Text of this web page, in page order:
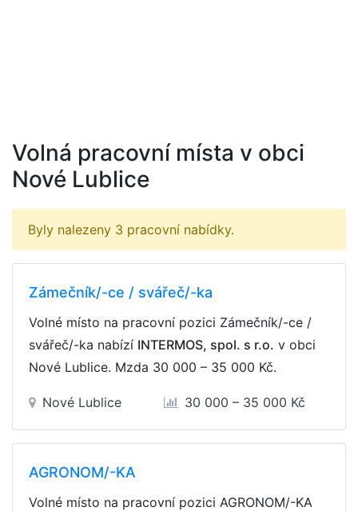
Volná pracovní místa v obci
Nové Lublice
Byly nalezeny 3 pracovní nabídky.
Zámečník/-ce / svářeč/-ka
Volné místo na pracovní pozici Zámečník/-ce /
svářeč/-ka nabízí INTERMOS, spol. s r.o. v obci
Nové Lublice. Mzda 30 000 – 35 000 Kč.
Nové Lublice 30 000 – 35 000 Kč
AGRONOM/-KA
Volné místo na pracovní pozici AGRONOM/-KA